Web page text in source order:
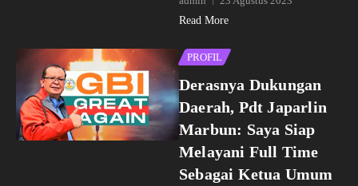
Read More
PROFIL
Derasnya Dukungan
Daerah, Pdt Japarlin
Marbun: Saya Siap
Melayani Full Time
Sebagai Ketua Umum